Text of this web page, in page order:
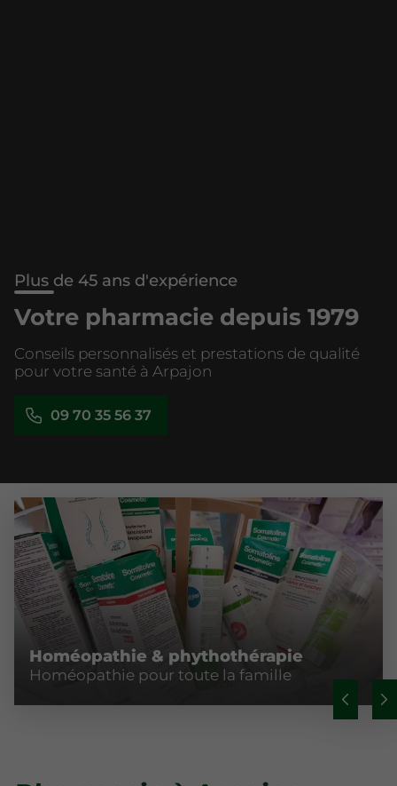
Plus de 45 ans d'expérience
Votre pharmacie depuis 1979
Conseils personnalisés et prestations de qualité
pour votre santé à Arpajon
09 70 35 56 37
Homéopathie & phythothérapie
Homéopathie pour toute la famille